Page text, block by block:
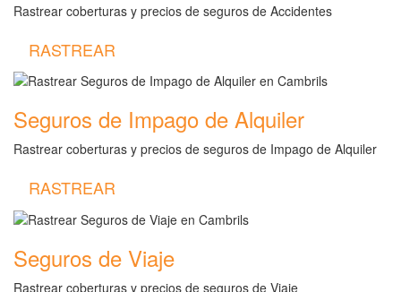
Rastrear coberturas y precios de seguros de Accidentes
RASTREAR
Seguros de Impago de Alquiler
Rastrear coberturas y precios de seguros de Impago de Alquiler
RASTREAR
Seguros de Viaje
Rastrear coberturas y precios de seguros de Viaje